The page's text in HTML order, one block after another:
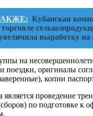
Кубанская
выработку на
на
поездки, оригиналы
копии
является проведение
по подготовке к